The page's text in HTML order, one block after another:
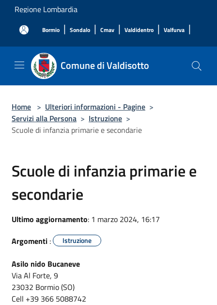
Salta al contenuto principale
Regione Lombardia
Bormio | Sondalo | Cmav | Valdidentro | Valfurva |
Comune di Valdisotto
Home > Ulteriori informazioni - Pagine >
Servizi alla Persona > Istruzione >
Scuole di infanzia primarie e secondarie
Scuole di infanzia primarie e
secondarie
Ultimo aggiornamento: 1 marzo 2024, 16:17
Argomenti : Istruzione
Asilo nido Bucaneve
Via Al Forte, 9
23032 Bormio (SO)
Cell +39 366 5088742